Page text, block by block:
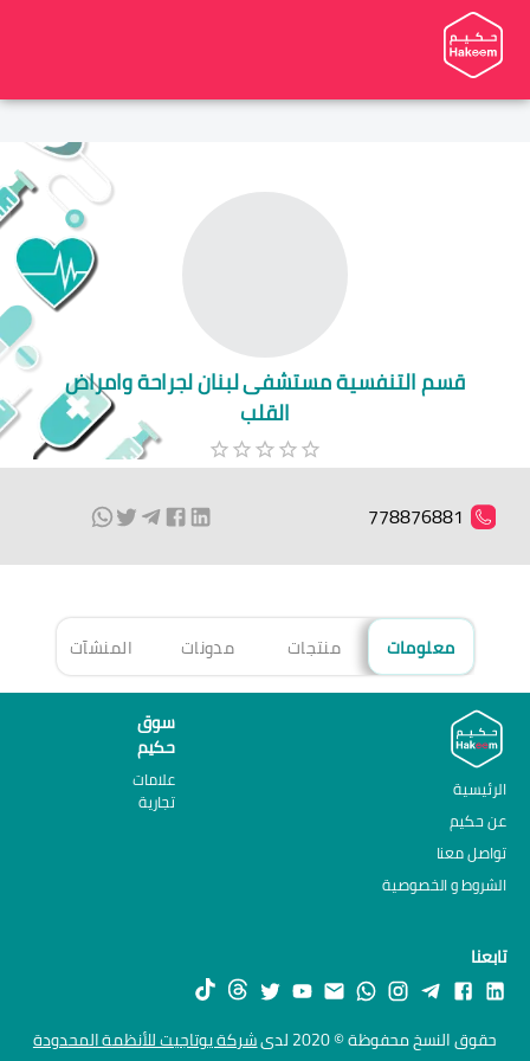
قسم التنفسية مستشفى لبنان لجراحة وامراض
القلب
778876881
معلومات منتجات مدونات المنشآت
الرئيسية
عن حكيم
تواصل معنا
الشروط و الخصوصية
سوق
حكيم
علامات
تجارية
تابعنا
حقوق النسخ محفوظة © 2020 لدى شركة يوتاجيت للأنظمة المحدودة